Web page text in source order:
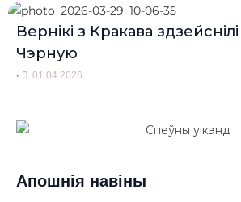
Вернікі з Кракава
Чэрную
• 01.04.2026
Апошнія навіны